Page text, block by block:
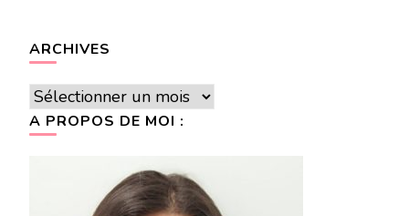
ARCHIVES
Archives
A PROPOS DE MOI :